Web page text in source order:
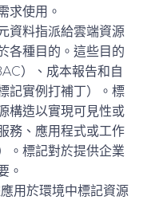
求使用。
資料指派給雲端資源
各種目的。這些目的
）、成本報告和自
記實例打補丁）。標
構造以實現可見性或
務、應用程式或工作
。標記對於提供企業
。
用於環境中標記資源